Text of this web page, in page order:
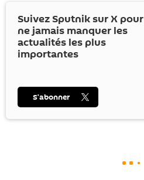
Suivez Sputnik surX pour
ne jamais manquer les
actualités les plus
importantes
S’abonner